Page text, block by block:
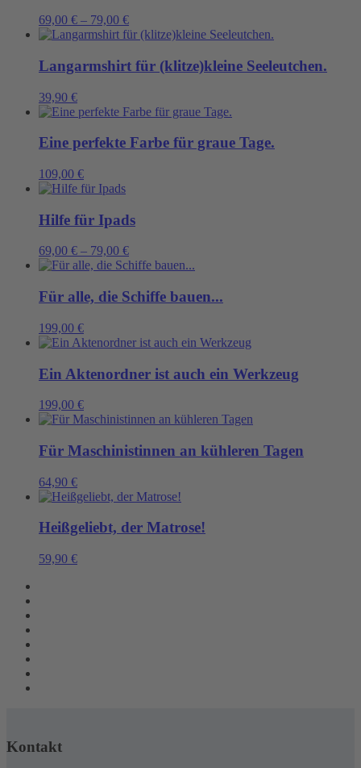
69,00 € – 79,00 €
Langarmshirt für (klitze)kleine Seeleutchen.
39,90 €
Eine perfekte Farbe für graue Tage.
109,00 €
Hilfe für Ipads
69,00 € – 79,00 €
Für alle, die Schiffe bauen...
199,00 €
Ein Aktenordner ist auch ein Werkzeug
199,00 €
Für Maschinistinnen an kühleren Tagen
64,90 €
Heißgeliebt, der Matrose!
59,90 €
Kontakt